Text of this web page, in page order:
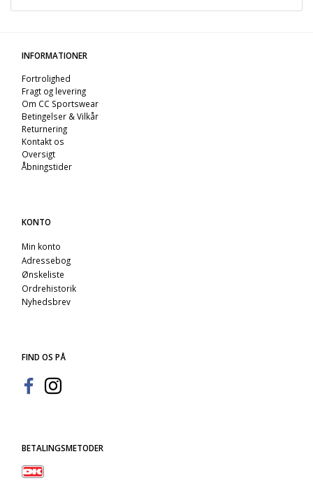
INFORMATIONER
Fortrolighed
Fragt og levering
Om CC Sportswear
Betingelser & Vilkår
Returnering
Kontakt os
Oversigt
Åbningstider
KONTO
Min konto
Adressebog
Ønskeliste
Ordrehistorik
Nyhedsbrev
FIND OS PÅ
BETALINGSMETODER